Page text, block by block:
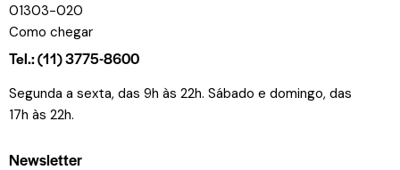
01303-020
Como chegar
Tel.: (11) 3775-8600
Segunda a sexta, das 9h às 22h. Sábado e domingo, das
17h às 22h.
Newsletter